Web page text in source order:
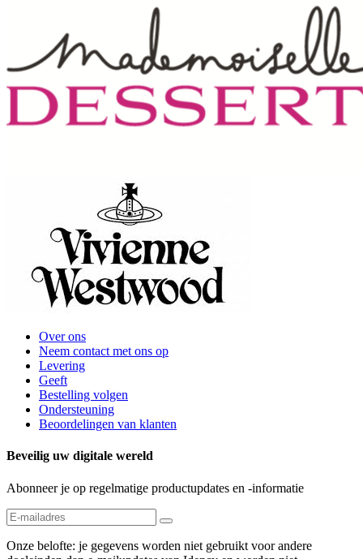
Over ons
Neem contact met ons op
Levering
Geeft
Bestelling volgen
Ondersteuning
Beoordelingen van klanten
Beveilig uw digitale wereld
Abonneer je op regelmatige productupdates en -informatie
Onze belofte: je gegevens worden niet gebruikt voor andere